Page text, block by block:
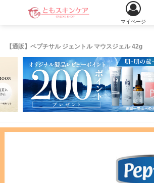
【通販】ペプチサル ジェントル マウスジェル 42g
マイページ